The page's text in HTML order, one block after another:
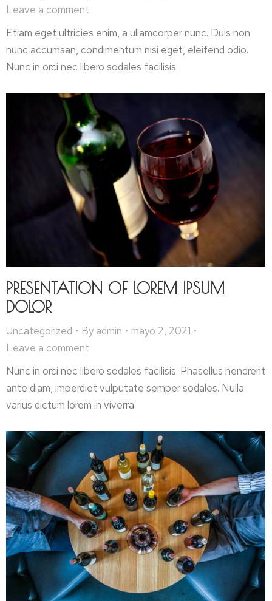
Leave a comment
Etiam eget ultricies enim, a ullamcorper nunc. Duis non
nunc accumsan, condimentum nisi eget, eleifend odio.
Nunc in orci nec libero sodales facilisis.
PRESENTATION OF LOREM IPSUM
DOLOR
Uncategorized By admin
mayo 2, 2021
Leave a comment
Nunc in orci nec libero sodales facilisis. Phasellus hendrerit
ante diam, imperdiet vulputate semper sodales. Nulla
varius dictum lorem in viverra.